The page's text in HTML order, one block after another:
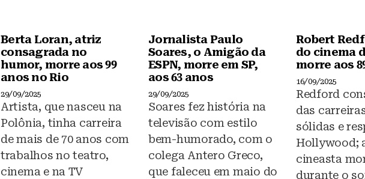
Berta Loran, atriz
consagrada no
humor, morre aos 99
anos no Rio
29/09/2025
Artista, que nasceu na
Polônia, tinha carreira
de mais de 70 anos com
trabalhos no teatro,
cinema e na TV
Jornalista Paulo
Soares, o Amigão da
ESPN, morre em SP,
aos 63 anos
29/09/2025
Soares fez história na
televisão com estilo
bem-humorado, com o
colega Antero Greco,
que faleceu em maio do
Robert
do cinema
morre aos
16/09/2025
Redford
das
sólidas e
Hollywood;
cineasta
durante o